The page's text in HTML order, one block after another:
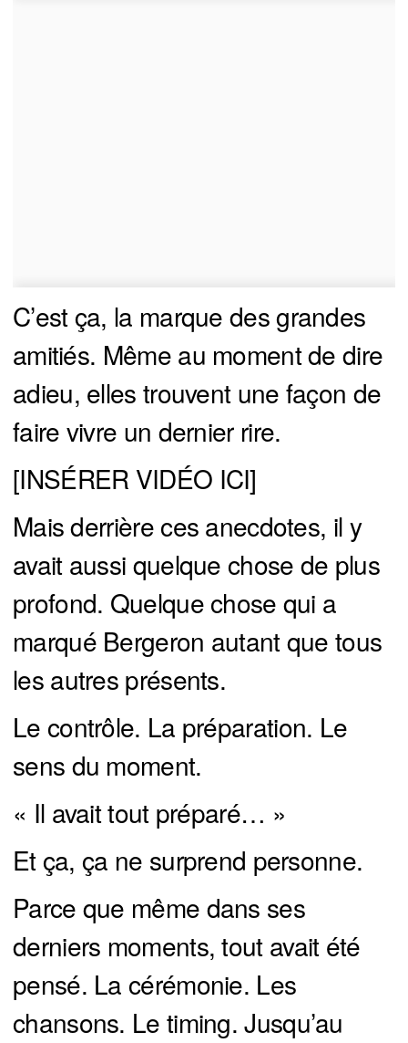
C’est ça, la marque des grandes
amitiés. Même au moment de dire
adieu, elles trouvent une façon de
faire vivre un dernier rire.
[INSÉRER VIDÉO ICI]
Mais derrière ces anecdotes, il y
avait aussi quelque chose de plus
profond. Quelque chose qui a
marqué Bergeron autant que tous
les autres présents.
Le contrôle. La préparation. Le
sens du moment.
« Il avait tout préparé… »
Et ça, ça ne surprend personne.
Parce que même dans ses
derniers moments, tout avait été
pensé. La cérémonie. Les
chansons. Le timing. Jusqu’au